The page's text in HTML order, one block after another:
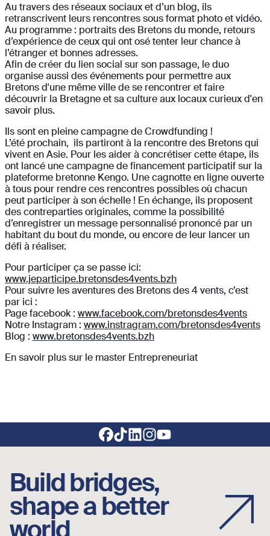
Au travers des réseaux sociaux et d’un blog, ils
retranscrivent leurs rencontres sous format photo et vidéo.
Au programme : portraits des Bretons du monde, retours
d’expérience de ceux qui ont osé tenter leur chance à
l’étranger et bonnes adresses.
Afin de créer du lien social sur son passage, le duo
organise aussi des événements pour permettre aux
Bretons d'une même ville de se rencontrer et faire
découvrir la Bretagne et sa culture aux locaux curieux d'en
savoir plus.
Ils sont en pleine campagne de Crowdfunding !
L’été prochain, ils partiront à la rencontre des Bretons qui
vivent en Asie. Pour les aider à concrétiser cette étape, ils
ont lancé une campagne de financement participatif sur la
plateforme bretonne Kengo. Une cagnotte en ligne ouverte
à tous pour rendre ces rencontres possibles où chacun
peut participer à son échelle ! En échange, ils proposent
des contreparties originales, comme la possibilité
d’enregistrer un message personnalisé prononcé par un
habitant du bout du monde, ou encore de leur lancer un
défi à réaliser.
Pour participer ça se passe ici:
www.jeparticipe.bretonsdes4vents.bzh
Pour suivre les aventures des Bretons des 4 vents, c’est
par ici :
Page facebook : www.facebook.com/bretonsdes4vents
Notre Instagram : www.instragram.com/bretonsdes4vents
Blog : www.bretonsdes4vents.bzh
En savoir plus sur le master Entrepreneuriat
Footer social links
Build bridges,
shape a better